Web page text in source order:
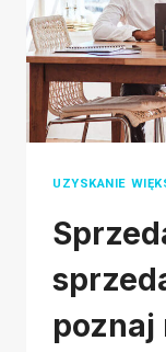
UZYSKANIE
poznaj